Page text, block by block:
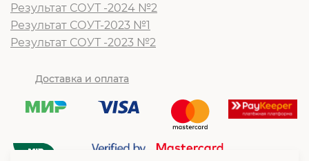
Результат СОУТ -2024 №2
Результат СОУТ-2023 №1
Результат СОУТ -2023 №2
Доставка и оплата